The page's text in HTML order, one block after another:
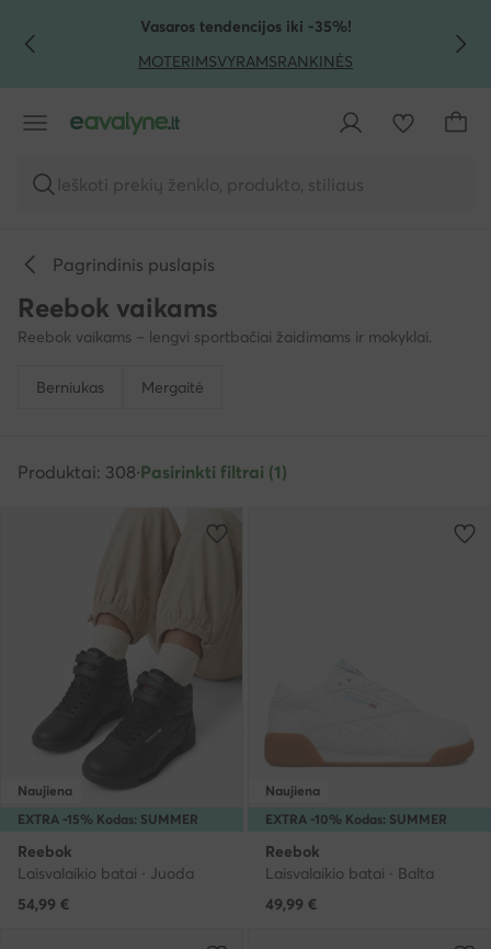
PEREITI PRIE PAGRINDINIO TURINIO
PEREITI Į PAIEŠKĄVasaros tendencijos iki -35%!
MOTERIMSVYRAMSRANKINĖS
Ieškoti prekių ženklo, produkto, stiliaus
Pagrindinis puslapis
Reebok vaikams
Reebok vaikams – lengvi sportbačiai žaidimams ir mokyklai.
Berniukas Mergaitė
Produktai: 308·Pasirinkti filtrai (1)
EXTRA -15% Kodas: SUMMER
Naujiena
Reebok
Laisvalaikio batai · Juoda
54,99 €
EXTRA -10% Kodas: SUMMER
Naujiena
Reebok
Laisvalaikio batai · Balta
49,99 €